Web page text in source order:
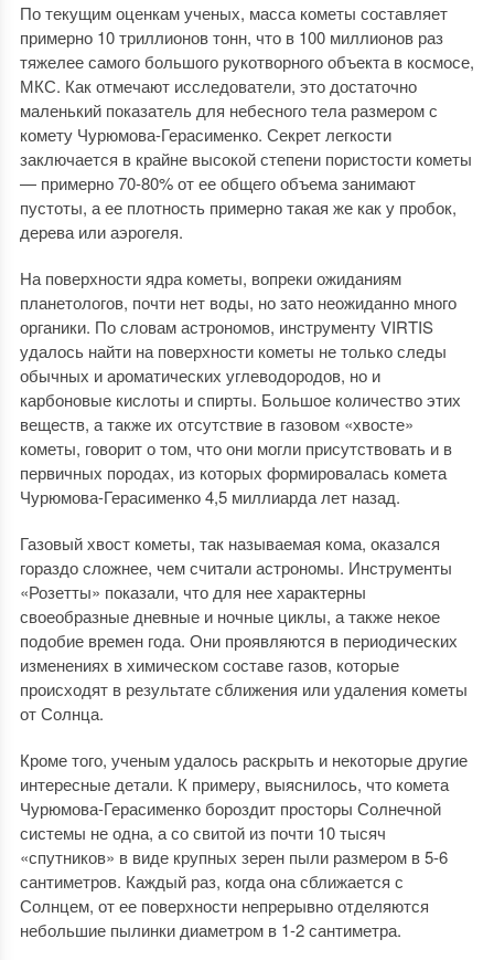
По текущим оценкам ученых, масса кометы составляет
примерно 10 триллионов тонн, что в 100 миллионов раз
тяжелее самого большого рукотворного объекта в космосе,
МКС. Как отмечают исследователи, это достаточно
маленький показатель для небесного тела размером с
комету Чурюмова-Герасименко. Секрет легкости
заключается в крайне высокой степени пористости кометы
— примерно 70-80% от ее общего объема занимают
пустоты, а ее плотность примерно такая же как у пробок,
дерева или аэрогеля.
На поверхности ядра кометы, вопреки ожиданиям
планетологов, почти нет воды, но зато неожиданно много
органики. По словам астрономов, инструменту VIRTIS
удалось найти на поверхности кометы не только следы
обычных и ароматических углеводородов, но и
карбоновые кислоты и спирты. Большое количество этих
веществ, а также их отсутствие в газовом «хвосте»
кометы, говорит о том, что они могли присутствовать и в
первичных породах, из которых формировалась комета
Чурюмова-Герасименко 4,5 миллиарда лет назад.
Газовый хвост кометы, так называемая кома, оказался
гораздо сложнее, чем считали астрономы. Инструменты
«Розетты» показали, что для нее характерны
своеобразные дневные и ночные циклы, а также некое
подобие времен года. Они проявляются в периодических
изменениях в химическом составе газов, которые
происходят в результате сближения или удаления кометы
от Солнца.
Кроме того, ученым удалось раскрыть и некоторые другие
интересные детали. К примеру, выяснилось, что комета
Чурюмова-Герасименко бороздит просторы Солнечной
системы не одна, а со свитой из почти 10 тысяч
«спутников» в виде крупных зерен пыли размером в 5-6
сантиметров. Каждый раз, когда она сближается с
Солнцем, от ее поверхности непрерывно отделяются
небольшие пылинки диаметром в 1-2 сантиметра.